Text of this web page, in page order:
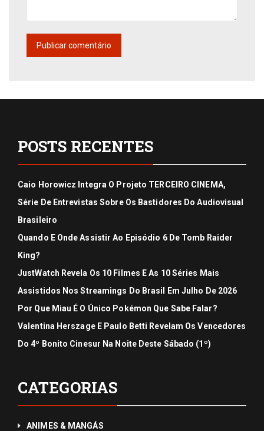
POSTS RECENTES
Caio Horowicz Integra O Projeto TERCEIRO CINEMA,
Série De Entrevistas Sobre Os Bastidores Do Audiovisual
Brasileiro
Quando E Onde Assistir Ao Episódio 6 De Tomb Raider
King?
JustWatch Revela Os 10 Filmes E As 10 Séries Mais
Assistidos Nos Streamings Do Brasil Em Julho De 2026
Por Que Miau É O Único Pokémon Que Sabe Falar?
Valentina Herszage E Paulo Betti Revelam Os Vencedores
Do 4º Bonito Cinesur Na Noite Deste Sábado (1º)
CATEGORIAS
ANIMES & MANGÁS